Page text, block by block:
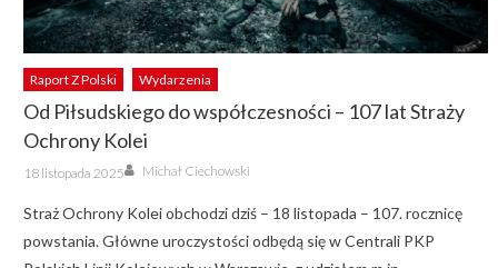
Raport Z Polski Wydarzenia
Od Piłsudskiego do współczesności – 107 lat Straży
Ochrony Kolei
Posted
on
18 listopada 2025 Author
Michał Ciechowski
Straż Ochrony Kolei obchodzi dziś – 18 listopada – 107. rocznicę
powstania. Główne uroczystości odbędą się w Centrali PKP